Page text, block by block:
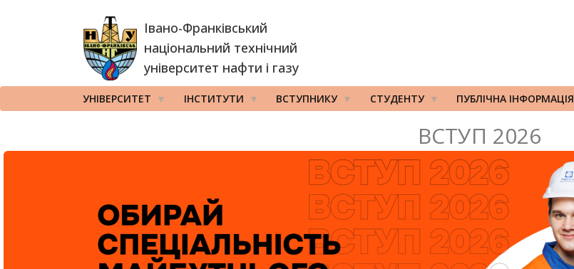
Івано-Франківський
національний технічний
університет нафти і газу
УНІВЕРСИТЕТ ІНСТИТУТИ ВСТУПНИКУ СТУДЕНТУ ПУБЛІЧНА ІНФОРМАЦІЯ
ВСТУП 2026